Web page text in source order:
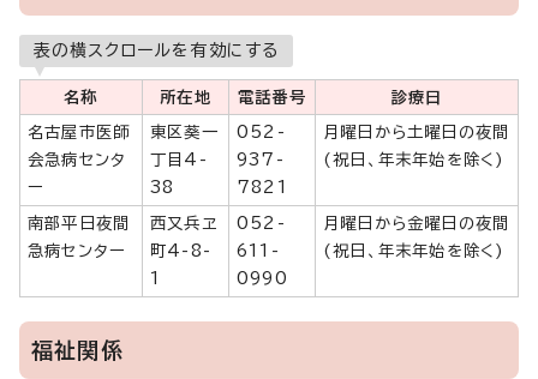
表の横スクロールを有効にする
名称 所在地 電話番号 診療日
名古屋市医師
会急病センタ
ー
東区葵一
丁目4-
38
052-
937-
7821
月曜日から土曜日の夜間
(祝日、年末年始を除く)
南部平日夜間
急病センター
西又兵ヱ
町4-8-
1
052-
611-
0990
月曜日から金曜日の夜間
(祝日、年末年始を除く)
福祉関係